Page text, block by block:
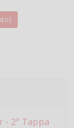
- 2ª Tappa